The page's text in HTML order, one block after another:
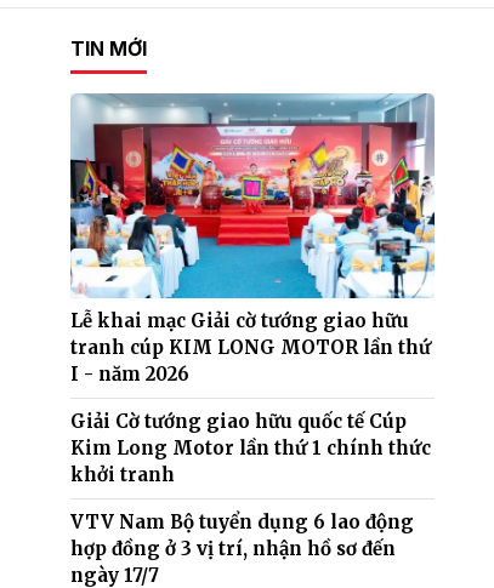
TIN MỚI
Lễ khai mạc Giải cờ tướng giao hữu
tranh cúp KIM LONG MOTOR lần thứ
I - năm 2026
Giải Cờ tướng giao hữu quốc tế Cúp
Kim Long Motor lần thứ 1 chính thức
khởi tranh
VTV Nam Bộ tuyển dụng 6 lao động
hợp đồng ở 3 vị trí, nhận hồ sơ đến
ngày 17/7